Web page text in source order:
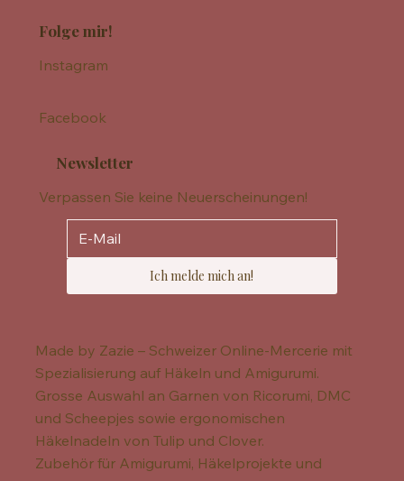
Folge mir!
Instagram
Facebook
Newsletter
Verpassen Sie keine Neuerscheinungen!
Ich melde mich an!
Made by Zazie – Schweizer Online-Mercerie mit
Spezialisierung auf Häkeln und Amigurumi.
Grosse Auswahl an Garnen von Ricorumi, DMC
und Scheepjes sowie ergonomischen
Häkelnadeln von Tulip und Clover.
Zubehör für Amigurumi, Häkelprojekte und